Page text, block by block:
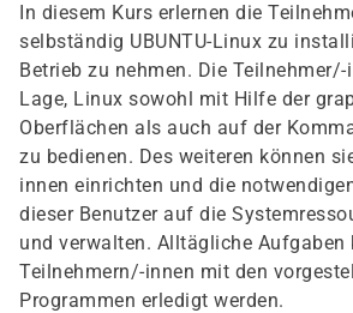
In diesem Kurs erlernen die
selbständig UBUNTU-Linux zu
Betrieb zu nehmen. Die
Lage, Linux sowohl mit Hilfe der
Oberflächen als auch auf der
zu bedienen. Des weiteren können
innen einrichten und die
dieser Benutzer auf die
und verwalten. Alltägliche Aufgaben
Teilnehmern/-innen mit den
Programmen erledigt werden.